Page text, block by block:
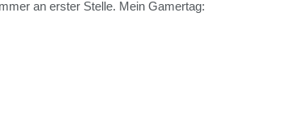
an erster Stelle. Mein Gamertag: